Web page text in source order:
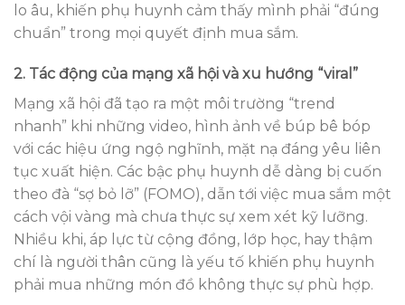
lo âu, khiến phụ huynh cảm thấy mình phải “đúng
chuẩn” trong mọi quyết định mua sắm.
2. Tác động của mạng xã hội và xu hướng “viral”
Mạng xã hội đã tạo ra một môi trường “trend
nhanh” khi những video, hình ảnh về búp bê bóp
với các hiệu ứng ngộ nghĩnh, mặt nạ đáng yêu liên
tục xuất hiện. Các bậc phụ huynh dễ dàng bị cuốn
theo đà “sợ bỏ lỡ” (FOMO), dẫn tới việc mua sắm một
cách vội vàng mà chưa thực sự xem xét kỹ lưỡng.
Nhiều khi, áp lực từ cộng đồng, lớp học, hay thậm
chí là người thân cũng là yếu tố khiến phụ huynh
phải mua những món đồ không thực sự phù hợp.